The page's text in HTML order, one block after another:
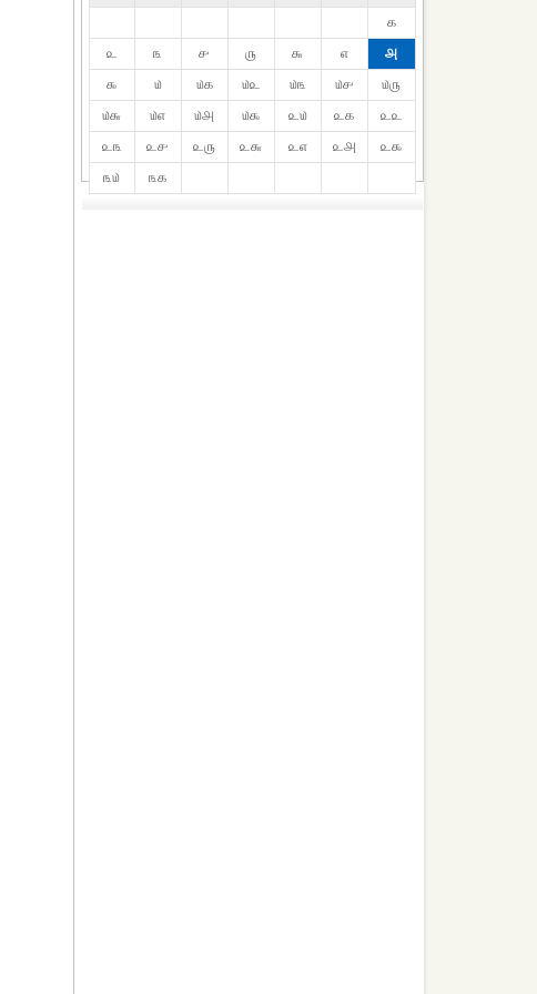
௧
௨
௩ ௪ ௫ ௬ ௭
௮
௯
௰ ௰௧ ௰௨ ௰௩ ௰௪
௰௫
௰௬
௰௭ ௰௮ ௰௯ ௨௰ ௨௧
௨௨
௨௩
௨௪ ௨௫ ௨௬ ௨௭ ௨௮
௨௯
௩௰
௩௧